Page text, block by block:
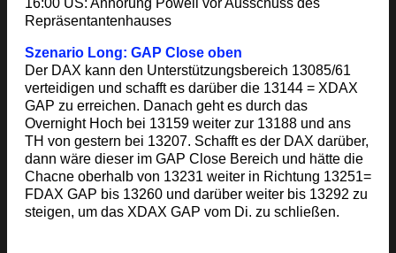
16:00 US: Anhörung Powell vor Ausschuss des
Repräsentantenhauses
Szenario Long: GAP Close oben
Der DAX kann den Unterstützungsbereich 13085/61
verteidigen und schafft es darüber die 13144 = XDAX
GAP zu erreichen. Danach geht es durch das
Overnight Hoch bei 13159 weiter zur 13188 und ans
TH von gestern bei 13207. Schafft es der DAX darüber,
dann wäre dieser im GAP Close Bereich und hätte die
Chacne oberhalb von 13231 weiter in Richtung 13251=
FDAX GAP bis 13260 und darüber weiter bis 13292 zu
steigen, um das XDAX GAP vom Di. zu schließen.